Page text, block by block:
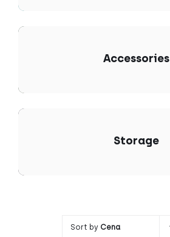
Accessories
Storage
Sort by Cena